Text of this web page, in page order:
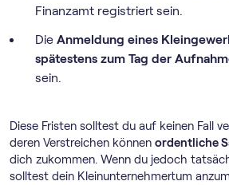
Finanzamt registriert sein.
Die Anmeldung eines
spätestens zum Tag der
sein.
Diese Fristen solltest du auf keinen Fall
deren Verstreichen können ordentliche
dich zukommen. Wenn du jedoch
solltest dein Kleinunternehmertum